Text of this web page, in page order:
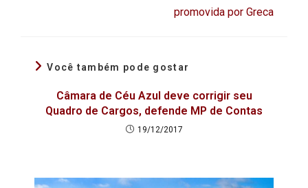
promovida por Greca
Você também pode gostar
Câmara de Céu Azul deve corrigir seu
Quadro de Cargos, defende MP de Contas
19/12/2017